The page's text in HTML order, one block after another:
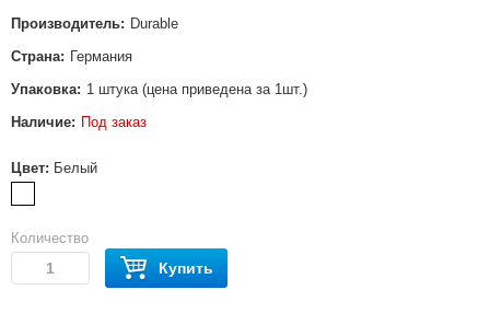
Производитель: Durable
Страна: Германия
Упаковка: 1 штука (цена приведена за 1шт.)
Наличие: Под заказ
Цвет: Белый
Количество
Купить